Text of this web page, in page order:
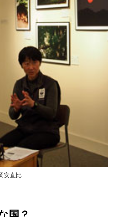
安直比
国？